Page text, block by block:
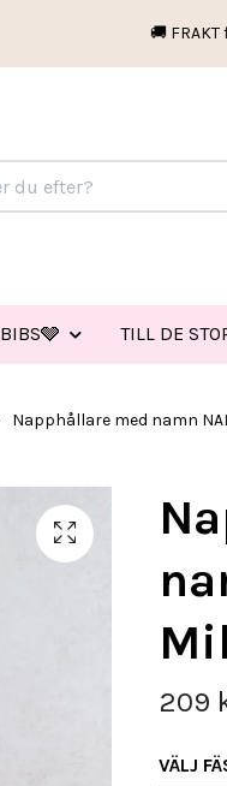
🚚
BIBS🩶 TILL DE
Napphållare med namn
209
VÄLJ